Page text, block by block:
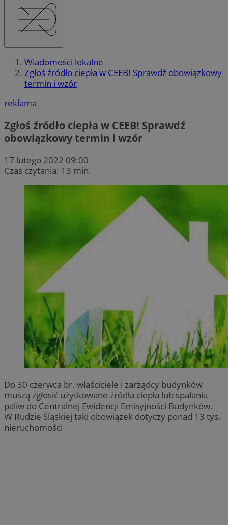
Wiadomości lokalne
Zgłoś źródło ciepła w CEEB! Sprawdź obowiązkowy
termin i wzór
reklama
Zgłoś źródło ciepła w CEEB! Sprawdź
obowiązkowy termin i wzór
17 lutego 2022 09:00
Czas czytania: 13 min.
Do 30 czerwca br. właściciele i zarządcy budynków
muszą zgłosić użytkowane źródła ciepła lub spalania
paliw do Centralnej Ewidencji Emisyjności Budynków.
W Rudzie Śląskiej taki obowiązek dotyczy ponad 13 tys.
nieruchomości